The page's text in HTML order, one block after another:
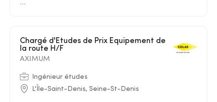
...
Chargé d'Etudes de Prix Equipement de
la route H/F
AXIMUM
Ingénieur études
L'Île-Saint-Denis, Seine-St-Denis